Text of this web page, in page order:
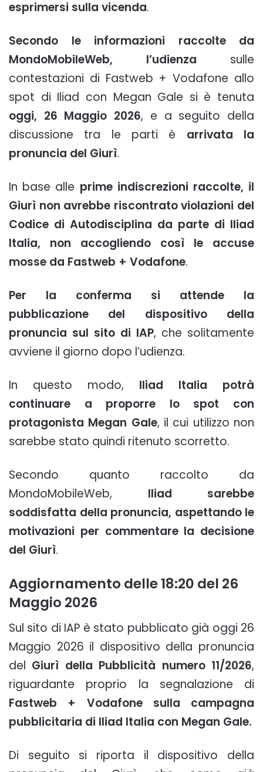
esprimersi sulla vicenda.
Secondo le informazioni raccolte da
MondoMobileWeb, l’udienza sulle
contestazioni di Fastweb + Vodafone allo
spot di Iliad con Megan Gale si è tenuta
oggi, 26 Maggio 2026, e a seguito della
discussione tra le parti è arrivata la
pronuncia del Giurì.
In base alle prime indiscrezioni raccolte, il
Giurì non avrebbe riscontrato violazioni del
Codice di Autodisciplina da parte di Iliad
Italia, non accogliendo così le accuse
mosse da Fastweb + Vodafone.
Per la conferma si attende la
pubblicazione del dispositivo della
pronuncia sul sito di IAP, che solitamente
avviene il giorno dopo l’udienza.
In questo modo, Iliad Italia potrà
continuare a proporre lo spot con
protagonista Megan Gale, il cui utilizzo non
sarebbe stato quindi ritenuto scorretto.
Secondo quanto raccolto da
MondoMobileWeb, Iliad sarebbe
soddisfatta della pronuncia, aspettando le
motivazioni per commentare la decisione
del Giurì.
Aggiornamento delle 18:20 del 26
Maggio 2026
Sul sito di IAP è stato pubblicato già oggi 26
Maggio 2026 il dispositivo della pronuncia
del Giurì della Pubblicità numero 11/2026,
riguardante proprio la segnalazione di
Fastweb + Vodafone sulla campagna
pubblicitaria di Iliad Italia con Megan Gale.
Di seguito si riporta il dispositivo della